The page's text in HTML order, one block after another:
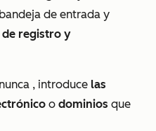
de entrada y
registro y
, introduce las
o dominios que